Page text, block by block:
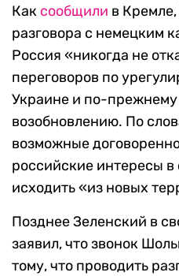
Как сообщили в
разговора с немецким
Россия «никогда не
переговоров по
Украине и по-прежнему
возобновлению. По
возможные
российские интересы
исходить «из новых
Позднее Зеленский в
заявил, что звонок
тому, что проводить